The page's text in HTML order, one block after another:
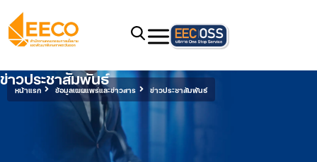
หน้าแรก ข้อมูลเผยแพร่และข่าวสาร ข่าวประชาสัมพันธ์
ข่าวประชาสัมพันธ์